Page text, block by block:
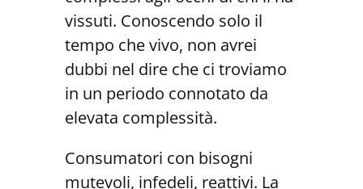
vissuti. Conoscendo solo il
tempo che vivo, non avrei
dubbi nel dire che ci troviamo
in un periodo connotato da
elevata complessità.
Consumatori con bisogni
mutevoli, infedeli, reattivi. La